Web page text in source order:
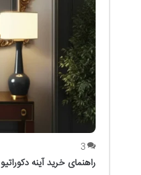
3
راهنمای خرید آینه دکوراتیو